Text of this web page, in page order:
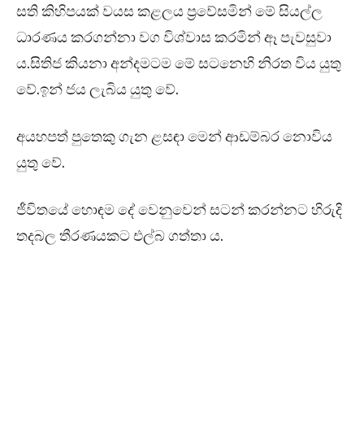
සති කිහිපයක් වයස කළලය ප්‍රවේසමින් මේ සියල්ල
ධාරණය කරගන්නා වග විශ්වාස කරමින් ඈ පැවසුවා
ය.සිතිජ කියනා අන්දමටම මේ සටනෙහි නිරත විය යුතු
වේ.ඉන් ජය ලැබිය යුතු වේ.
අයහපත් පුතෙකු ගැන ළසඳා මෙන් ආඩම්බර නොවිය
යුතු වේ.
ජීවිතයේ හොඳම දේ වෙනුවෙන් සටන් කරන්නට හිරුදි
තදබල තීරණයකට එල්බ ගත්තා ය.